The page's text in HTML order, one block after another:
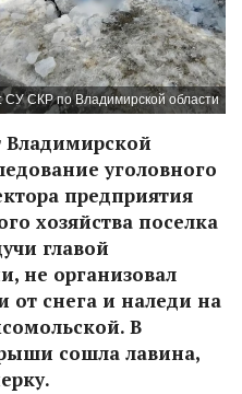
СУ СКР по Владимирской области
Владимирской
уголовного
предприятия
хозяйства поселка
главой
не организовал
от снега и наледи на
В
сошла лавина,